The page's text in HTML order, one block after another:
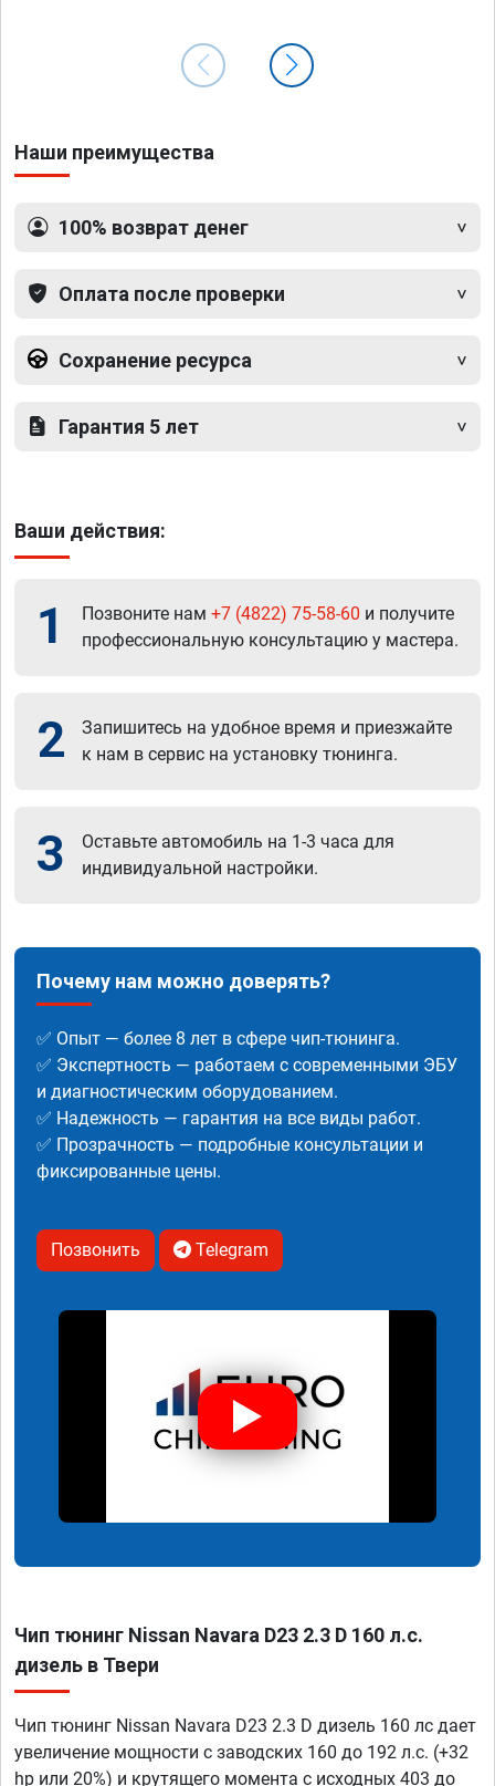
Наши преимущества
100% возврат денег
Оплата после проверки
Сохранение ресурса
Гарантия 5 лет
Ваши действия:
1 Позвоните нам +7 (4822) 75-58-60 и получите
профессиональную консультацию у мастера.
2
Запишитесь на удобное время и приезжайте
к нам в сервис на установку тюнинга.
3
Оставьте автомобиль на 1-3 часа для
индивидуальной настройки.
Почему нам можно доверять?
✅ Опыт — более 8 лет в сфере чип-тюнинга.
✅ Экспертность — работаем с современными ЭБУ
и диагностическим оборудованием.
✅ Надежность — гарантия на все виды работ.
✅ Прозрачность — подробные консультации и
фиксированные цены.
Позвонить Telegram
Чип тюнинг Nissan Navara D23 2.3 D 160 л.с.
дизель в Твери
Чип тюнинг Nissan Navara D23 2.3 D дизель 160 лс дает
увеличение мощности с заводских 160 до 192 л.с. (+32
hp или 20%) и крутящего момента с исходных 403 до